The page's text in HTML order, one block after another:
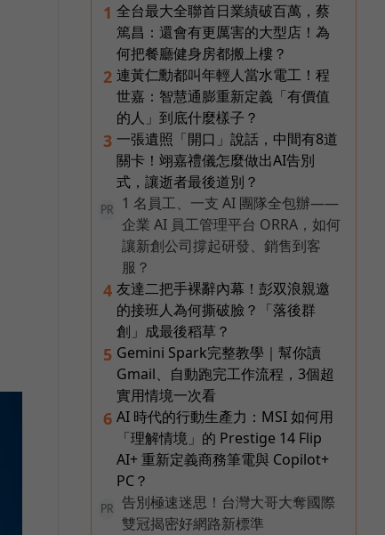
1 全台最大全聯首日業績破百萬，蔡
篤昌：還會有更厲害的大型店！為
何把餐廳健身房都搬上樓？
2 連黃仁勳都叫年輕人當水電工！程
世嘉：智慧通膨重新定義「有價值
的人」到底什麼樣子？
3 一張遺照「開口」說話，中間有8道
關卡！翊嘉禮儀怎麼做出AI告別
式，讓逝者最後道別？
PR
1 名員工、一支 AI 團隊全包辦——
企業 AI 員工管理平台 ORRA，如何
讓新創公司撐起研發、銷售到客
服？
4 友達二把手裸辭內幕！彭双浪親邀
的接班人為何撕破臉？「落後群
創」成最後稻草？
5 Gemini Spark完整教學｜幫你讀
Gmail、自動跑完工作流程，3個超
實用情境一次看
6 AI 時代的行動生產力：MSI 如何用
「理解情境」的 Prestige 14 Flip
AI+ 重新定義商務筆電與 Copilot+
PC？
PR
告別極速迷思！台灣大哥大奪國際
雙冠揭密好網路新標準